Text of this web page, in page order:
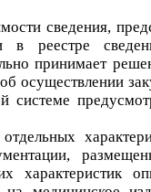
сведения,
в реестре
принимает
осуществлении
системе
характеристик